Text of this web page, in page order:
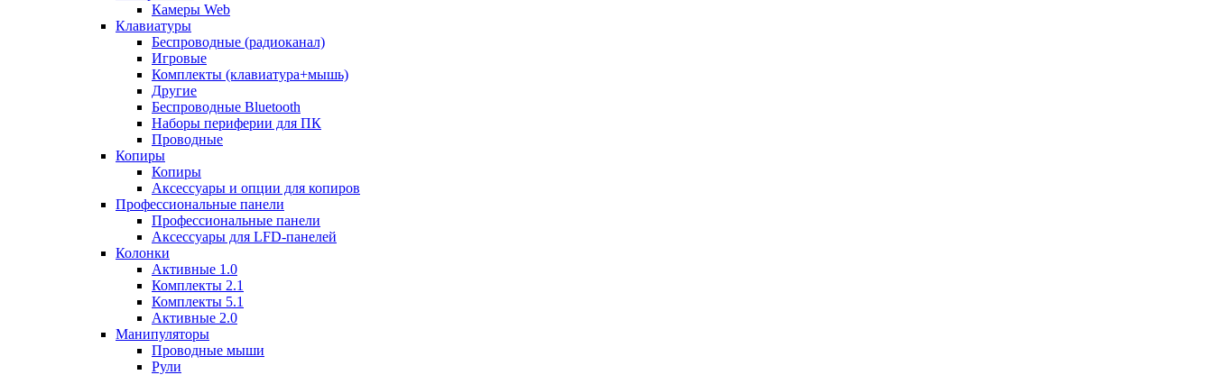
Камеры Web
Клавиатуры
Беспроводные (радиоканал)
Игровые
Комплекты (клавиатура+мышь)
Другие
Беспроводные Bluetooth
Наборы периферии для ПК
Проводные
Копиры
Копиры
Аксессуары и опции для копиров
Профессиональные панели
Профессиональные панели
Аксессуары для LFD-панелей
Колонки
Активные 1.0
Комплекты 2.1
Комплекты 5.1
Активные 2.0
Манипуляторы
Проводные мыши
Рули